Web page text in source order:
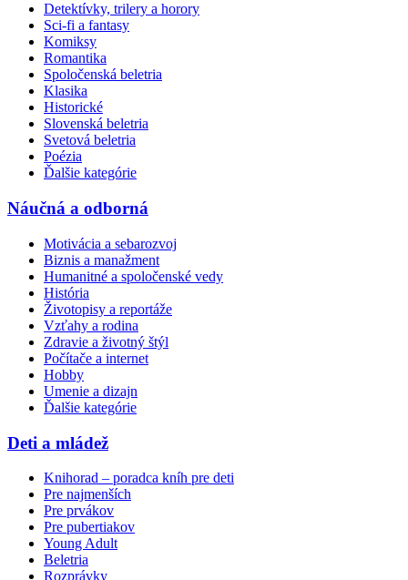
Detektívky, trilery a horory
Sci-fi a fantasy
Komiksy
Romantika
Spoločenská beletria
Klasika
Historické
Slovenská beletria
Svetová beletria
Poézia
Ďalšie kategórie
Náučná a odborná
Motivácia a sebarozvoj
Biznis a manažment
Humanitné a spoločenské vedy
História
Životopisy a reportáže
Vzťahy a rodina
Zdravie a životný štýl
Počítače a internet
Hobby
Umenie a dizajn
Ďalšie kategórie
Deti a mládež
Knihorad – poradca kníh pre deti
Pre najmenších
Pre prvákov
Pre pubertiakov
Young Adult
Beletria
Rozprávky